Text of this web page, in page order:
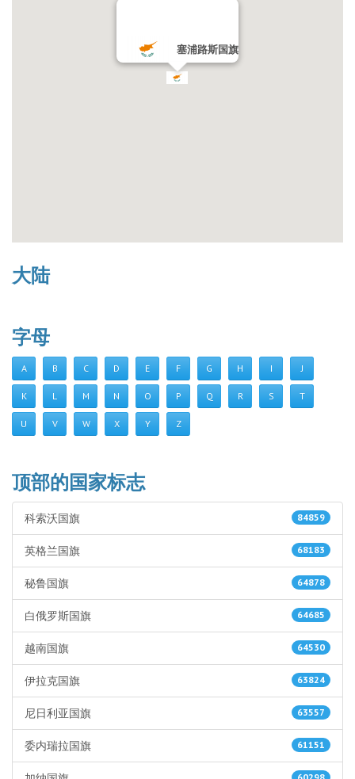
塞浦路斯国旗
大陆
字母
A B C D E F G H I J
K L M N O P Q R S T
U V W X Y Z
顶部的国家标志
84859
科索沃国旗
68183
英格兰国旗
64878
秘鲁国旗
64685
白俄罗斯国旗
64530
越南国旗
63824
伊拉克国旗
63557
尼日利亚国旗
61151
委内瑞拉国旗